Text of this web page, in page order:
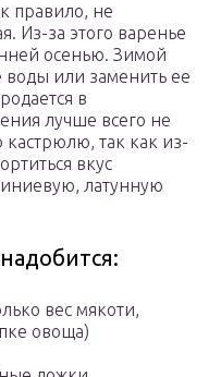
правило, не
Из-за этого варенье
осенью. Зимой
воды или заменить ее
в
лучше всего не
кастрюлю, так как из-
вкус
латунную
вес мякоти,
овоща)